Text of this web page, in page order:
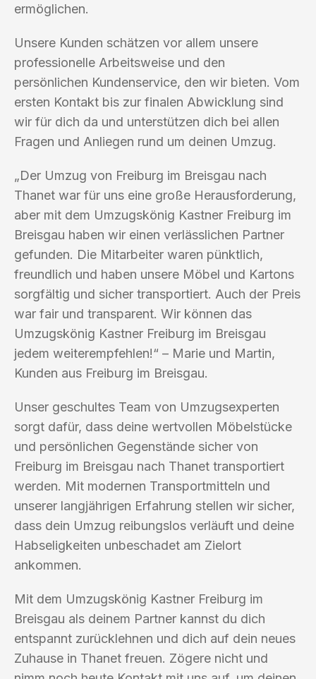
ermöglichen.
Unsere Kunden schätzen vor allem unsere
professionelle Arbeitsweise und den
persönlichen Kundenservice, den wir bieten. Vom
ersten Kontakt bis zur finalen Abwicklung sind
wir für dich da und unterstützen dich bei allen
Fragen und Anliegen rund um deinen Umzug.
„Der Umzug von Freiburg im Breisgau nach
Thanet war für uns eine große Herausforderung,
aber mit dem Umzugskönig Kastner Freiburg im
Breisgau haben wir einen verlässlichen Partner
gefunden. Die Mitarbeiter waren pünktlich,
freundlich und haben unsere Möbel und Kartons
sorgfältig und sicher transportiert. Auch der Preis
war fair und transparent. Wir können das
Umzugskönig Kastner Freiburg im Breisgau
jedem weiterempfehlen!“ – Marie und Martin,
Kunden aus Freiburg im Breisgau.
Unser geschultes Team von Umzugsexperten
sorgt dafür, dass deine wertvollen Möbelstücke
und persönlichen Gegenstände sicher von
Freiburg im Breisgau nach Thanet transportiert
werden. Mit modernen Transportmitteln und
unserer langjährigen Erfahrung stellen wir sicher,
dass dein Umzug reibungslos verläuft und deine
Habseligkeiten unbeschadet am Zielort
ankommen.
Mit dem Umzugskönig Kastner Freiburg im
Breisgau als deinem Partner kannst du dich
entspannt zurücklehnen und dich auf dein neues
Zuhause in Thanet freuen. Zögere nicht und